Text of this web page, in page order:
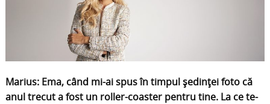
Marius: Ema, când mi-ai spus în timpul ședinței foto că
anul trecut a fost un roller-coaster pentru tine. La ce te-